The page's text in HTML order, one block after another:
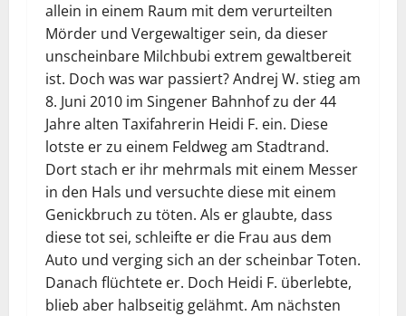
allein in einem Raum mit dem verurteilten
Mörder und Vergewaltiger sein, da dieser
unscheinbare Milchbubi extrem gewaltbereit
ist. Doch was war passiert? Andrej W. stieg am
8. Juni 2010 im Singener Bahnhof zu der 44
Jahre alten Taxifahrerin Heidi F. ein. Diese
lotste er zu einem Feldweg am Stadtrand.
Dort stach er ihr mehrmals mit einem Messer
in den Hals und versuchte diese mit einem
Genickbruch zu töten. Als er glaubte, dass
diese tot sei, schleifte er die Frau aus dem
Auto und verging sich an der scheinbar Toten.
Danach flüchtete er. Doch Heidi F. überlebte,
blieb aber halbseitig gelähmt. Am nächsten